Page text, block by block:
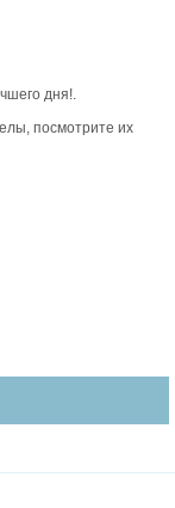
дня!.
посмотрите их